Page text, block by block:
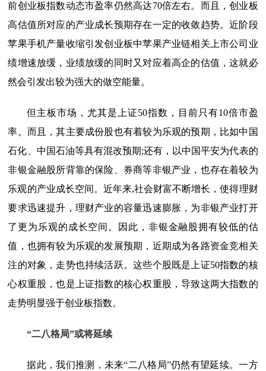
前创业板指数动态市盈率仍然高达70倍左右。而且，创业板
高估值所对应的产业成长预期存在一定的收敛趋势。近阶段
苹果手机产量收缩引发创业板中苹果产业链相关上市公司业
绩增速放缓，业绩放缓的同时又对应着高企的估值，这就必
然会引发出较为强大的做空能量。
但主板市场，尤其是上证50指数，目前只有10倍市盈
率。而且，其主要成份股也有着较为乐观的预期，比如中国
石化、中国石油等具有混改预期;还有，以中国平安为代表的
非银金融股所背靠的保险、券商等非银产业，也存在着较为
乐观的产业成长空间。近年来,社会财富不断增长，使得理财
要求迅速提升，理财产业的容量迅速膨胀，为非银产业打开
了更为乐观的成长空间。因此，非银金融股拥有较低的估
值，也拥有较为乐观的发展预期，近期成为各路资金竞相关
注的对象，走势也持续活跃。这些个股既是上证50指数的核
心权重股，也是上证指数的核心权重股，导致这两大指数的
走势明显强于创业板指数。
“二八格局”或将延续
据此，我们推测，未来“二八格局”仍然有望延续。一方